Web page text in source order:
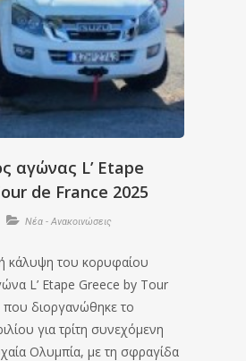
αγώνας L’ Etape
de France 2025
Νέα - Ανακοινώσεις
κάλυψη του κορυφαίου
L’ Etape Greece by Tour
διοργανώθηκε το
για τρίτη συνεχόμενη
Ολυμπία, με τη σφραγίδα